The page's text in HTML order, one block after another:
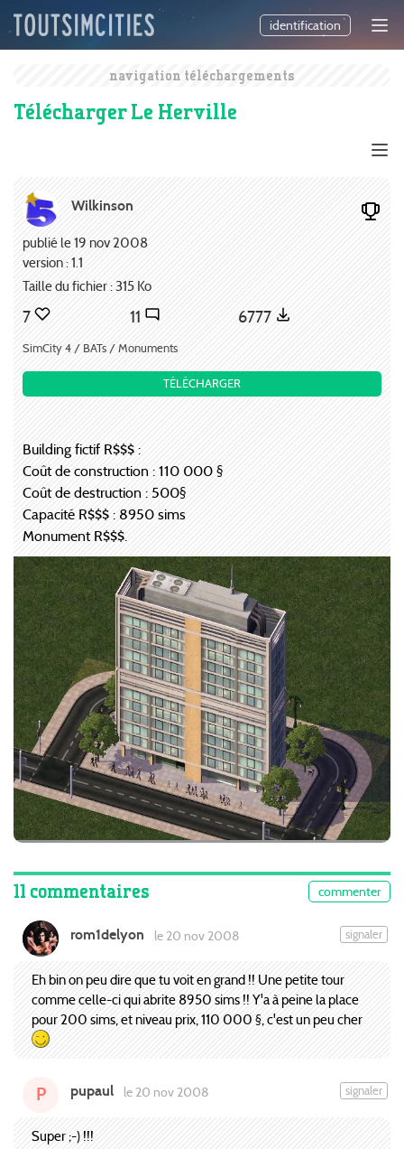
identification
navigation téléchargements
Télécharger Le Herville
Wilkinson
publié le 19 nov 2008
version : 1.1
Taille du fichier : 315 Ko
7 11 6777
SimCity 4 / BATs / Monuments
TÉLÉCHARGER
Building fictif R$$$ :
Coût de construction : 110 000 §
Coût de destruction : 500§
Capacité R$$$ : 8950 sims
Monument R$$$.
11 commentaires commenter
rom1delyon le 20 nov 2008 signaler
Eh bin on peu dire que tu voit en grand !! Une petite tour
comme celle-ci qui abrite 8950 sims !! Y'a à peine la place
pour 200 sims, et niveau prix, 110 000 §, c'est un peu cher
P pupaul le 20 nov 2008 signaler
Super ;-) !!!